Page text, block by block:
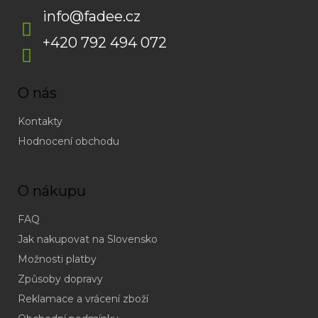
info@fadee.cz
+420 792 494 072
O nás
Kontakty
Hodnocení obchodu
O nákupu
FAQ
Jak nakupovat na Slovensko
Možnosti platby
Způsoby dopravy
Reklamace a vrácení zboží